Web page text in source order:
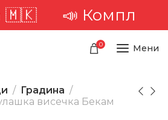
🇲🇰📣 Комплетна
0 Мени
Градина
висечка Бекам